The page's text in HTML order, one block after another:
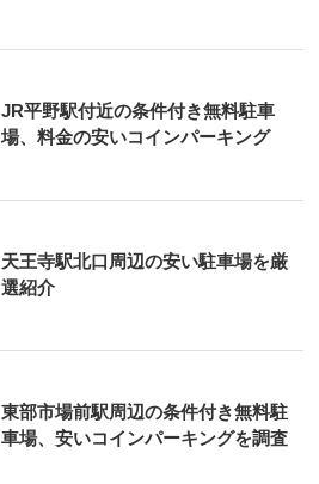
JR平野駅付近の条件付き無料駐車
場、料金の安いコインパーキング
天王寺駅北口周辺の安い駐車場を厳
選紹介
東部市場前駅周辺の条件付き無料駐
車場、安いコインパーキングを調査